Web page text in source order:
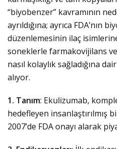
“biyobenzer” kavramının
ayrıldığına; ayrıca FDA’nın
düzenlemesinin ilaç
soneklerle farmakovijilans
nasıl kolaylık sağladığına
alıyor.
1. Tanım: Ekulizumab,
hedefleyen
2007’de FDA onayı alarak